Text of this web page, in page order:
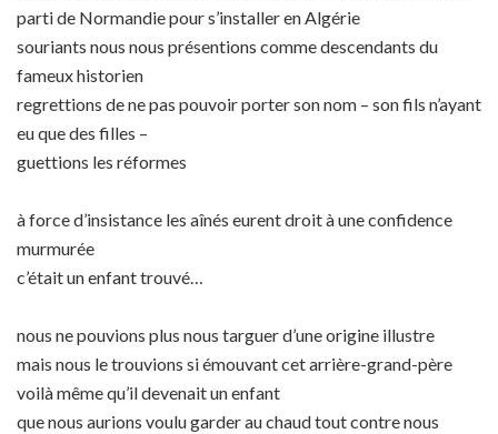
parti de Normandie pour s’installer en Algérie
souriants nous nous présentions comme descendants du
fameux historien
regrettions de ne pas pouvoir porter son nom – son fils n’ayant
eu que des filles –
guettions les réformes
à force d’insistance les aînés eurent droit à une confidence
murmurée
c’était un enfant trouvé…
nous ne pouvions plus nous targuer d’une origine illustre
mais nous le trouvions si émouvant cet arrière-grand-père
voilà même qu’il devenait un enfant
que nous aurions voulu garder au chaud tout contre nous